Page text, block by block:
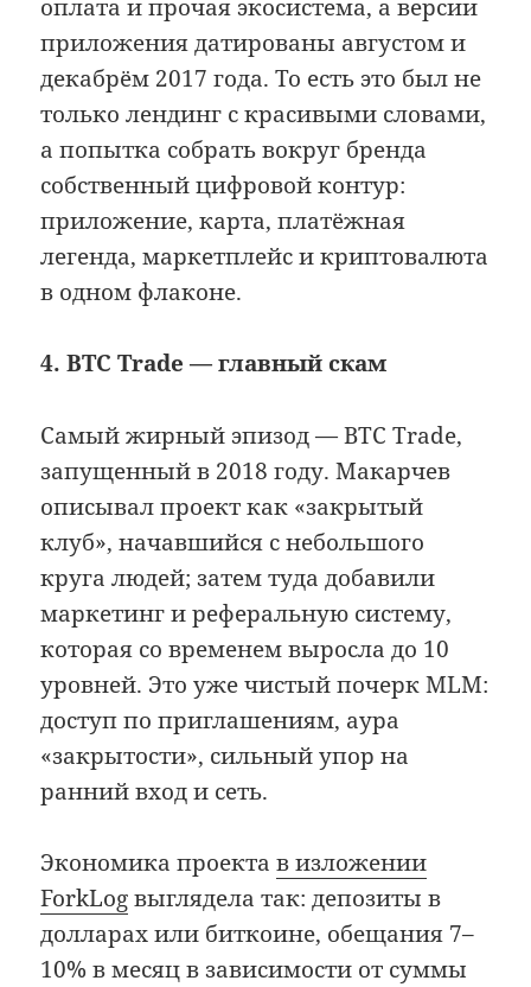
оплата и прочая экосистема, а версии
приложения датированы августом и
декабрём 2017 года. То есть это был не
только лендинг с красивыми словами,
а попытка собрать вокруг бренда
собственный цифровой контур:
приложение, карта, платёжная
легенда, маркетплейс и криптовалюта
в одном флаконе.
4. BTC Trade — главный скам
Самый жирный эпизод — BTC Trade,
запущенный в 2018 году. Макарчев
описывал проект как «закрытый
клуб», начавшийся с небольшого
круга людей; затем туда добавили
маркетинг и реферальную систему,
которая со временем выросла до 10
уровней. Это уже чистый почерк MLM:
доступ по приглашениям, аура
«закрытости», сильный упор на
ранний вход и сеть.
Экономика проектав изложении
ForkLogвыглядела так: депозиты в
долларах или биткоине, обещания 7–
10% в месяц в зависимости от суммы